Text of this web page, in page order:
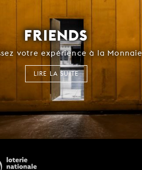
FRIENDS
votre expérience à la Monnaie
LIRE LA SUITE